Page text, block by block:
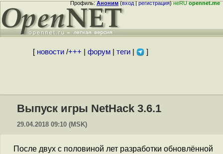
Профиль:Аноним(вход|регистрация)неRUopennet.me
[ новости/+++ форум| теги| ]
Выпуск игры NetHack 3.6.1
29.04.2018 09:10 (MSK)
После двух с половиной лет разработки обновлённой